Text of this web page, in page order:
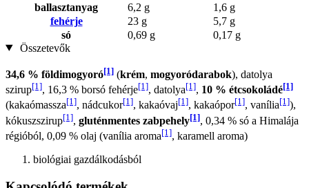
ballasztanyag
6,2 g
1,6 g
fehérje
23 g
5,7 g
só
0,69 g
0,17 g
Összetevők
34,6 % földimogyoró[1] (krém, mogyoródarabok), datolya
szirup[1], 16,3 % borsó fehérje[1], datolya[1], 10 % étcsokoládé[1]
(kakaómassza[1], nádcukor[1], kakaóvaj[1], kakaópor[1], vanília[1]),
kókuszszirup[1], gluténmentes zabpehely[1], 0,34 % só a Himalája
régióból, 0,09 % olaj (vanília aroma[1], karamell aroma)
biológiai gazdálkodásból